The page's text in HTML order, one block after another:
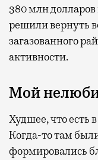
380 млн долларов
решили вернуть
загазованного
активности.
Мой
Худшее, что есть
Когда-то там
формировались